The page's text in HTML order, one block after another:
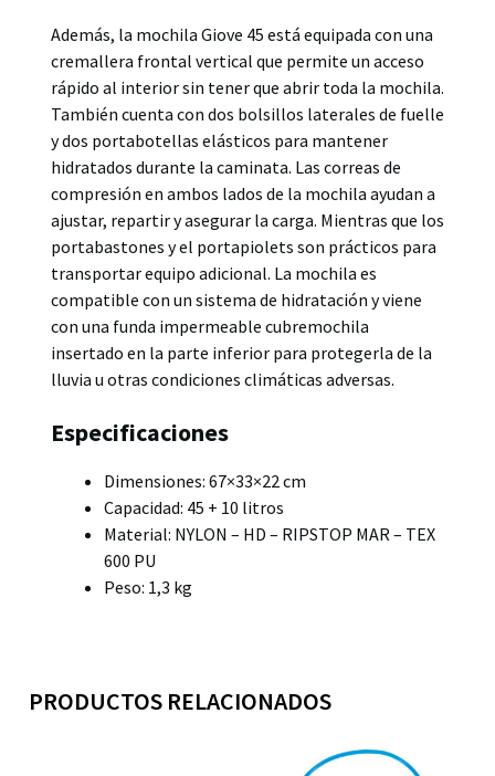
Además, la mochila Giove 45 está equipada con una
cremallera frontal vertical que permite un acceso
rápido al interior sin tener que abrir toda la mochila.
También cuenta con dos bolsillos laterales de fuelle
y dos portabotellas elásticos para mantener
hidratados durante la caminata. Las correas de
compresión en ambos lados de la mochila ayudan a
ajustar, repartir y asegurar la carga. Mientras que los
portabastones y el portapiolets son prácticos para
transportar equipo adicional. La mochila es
compatible con un sistema de hidratación y viene
con una funda impermeable cubremochila
insertado en la parte inferior para protegerla de la
lluvia u otras condiciones climáticas adversas.
Especificaciones
Dimensiones: 67×33×22 cm
Capacidad: 45 + 10 litros
Material: NYLON – HD – RIPSTOP MAR – TEX
600 PU
Peso: 1,3 kg
PRODUCTOS RELACIONADOS